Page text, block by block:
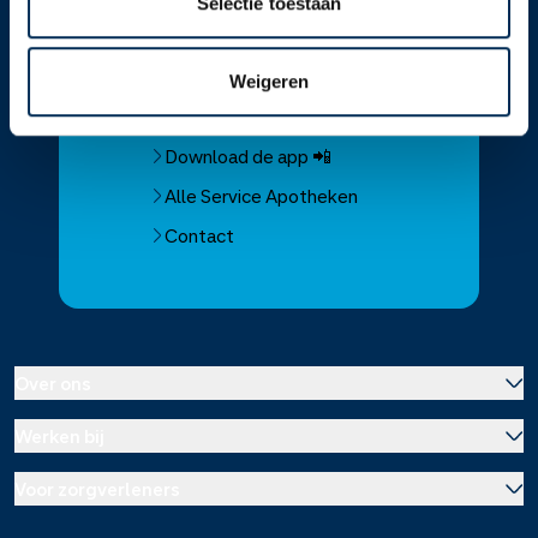
Weigeren
ServiceApotheek
Service Apotheek home
Vind je apotheek
Download de app 📲
Alle Service Apotheken
Contact